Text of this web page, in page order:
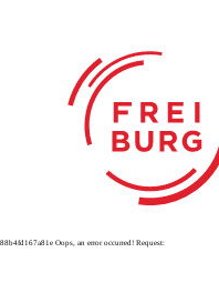
Oops, an error occurred! Request: